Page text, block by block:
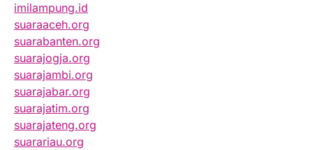
imilampung.id
suaraaceh.org
suarabanten.org
suarajogja.org
suarajambi.org
suarajabar.org
suarajatim.org
suarajateng.org
suarariau.org